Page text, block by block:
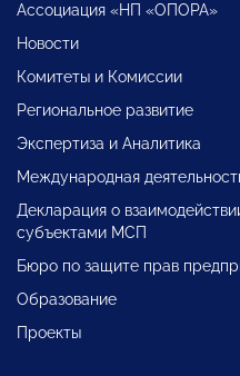
Ассоциация «НП «ОПОРА»
Новости
Комитеты и Комиссии
Региональное развитие
Экспертиза и Аналитика
Международная
Декларация о
субъектами МСП
Бюро по защите прав
Образование
Проекты